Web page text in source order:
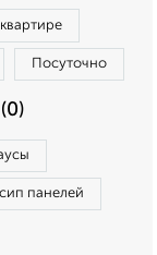
квартире
Посуточно
панелей